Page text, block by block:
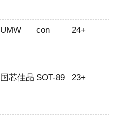
UMW con 24+
国芯佳品 SOT-89 23+